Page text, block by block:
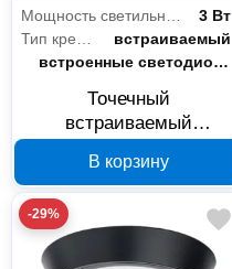
3 Вт
встраиваемый
Цоколь
встроенные светодиоды (LED)
Точечный
встраиваемый
Lumina 212273 со
встроенными LED
В корзину
-29%